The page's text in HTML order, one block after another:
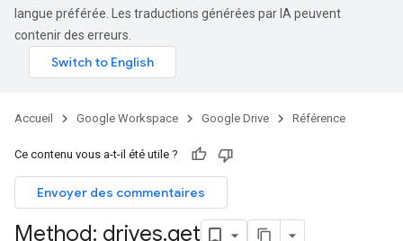
langue préférée. Les traductions générées par IA peuvent
contenir des erreurs.
Accueil Google Workspace Google Drive Référence
Ce contenu vous a-t-il été utile ?
Envoyer des commentaires
Method: drives.get